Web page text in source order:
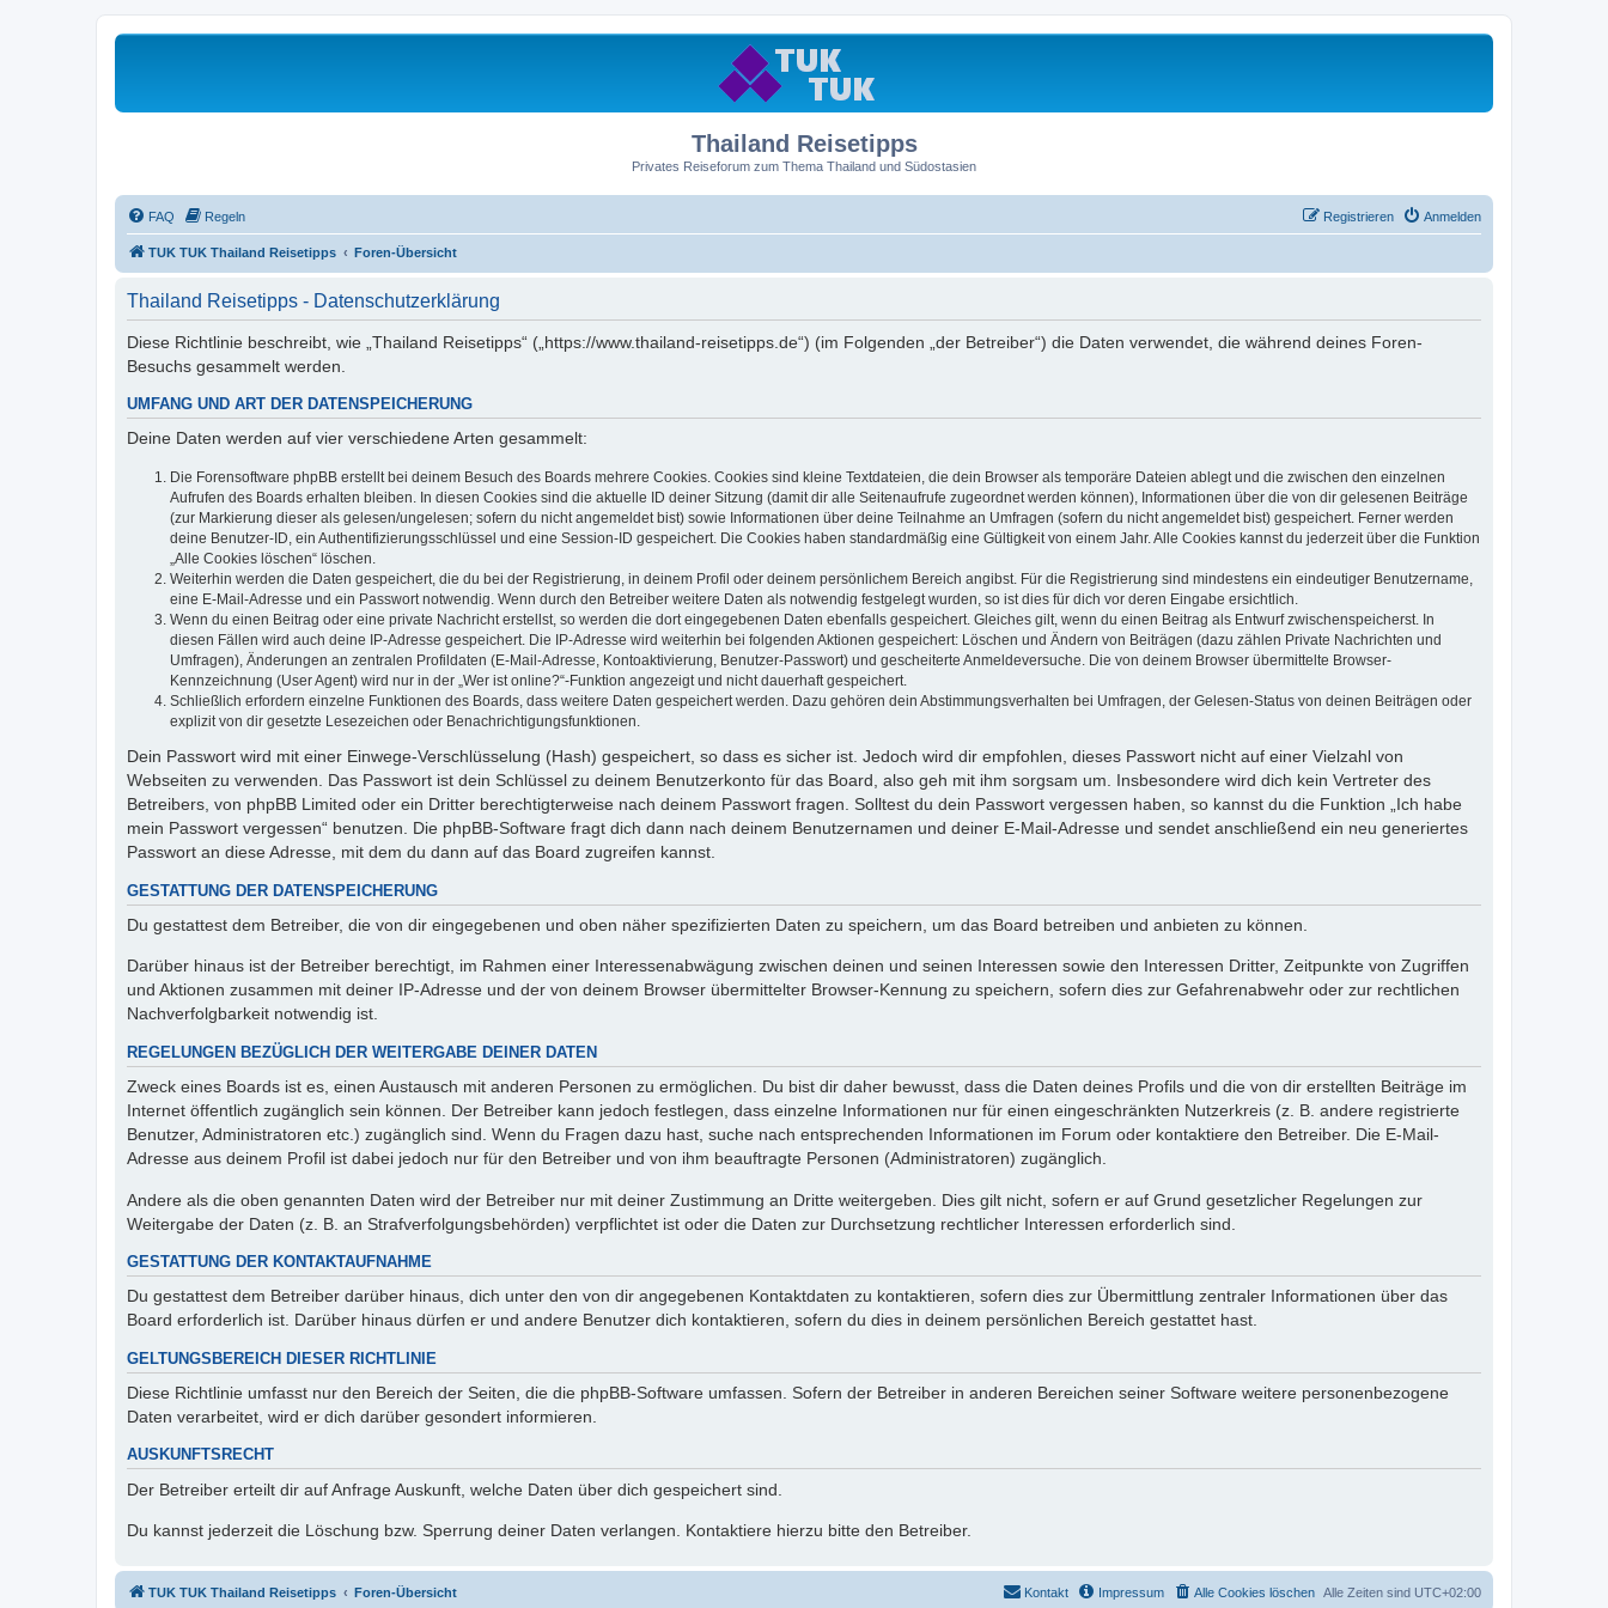
Thailand Reisetipps
Privates Reiseforum zum Thema Thailand und Südostasien
FAQ Regeln Anmelden
Registrieren
TUK TUK Thailand Reisetipps Foren-Übersicht
Thailand Reisetipps - Datenschutzerklärung
Diese Richtlinie beschreibt, wie „Thailand Reisetipps“ („https://www.thailand-reisetipps.de“) (im Folgenden „der Betreiber“) die Daten verwendet, die während deines Foren-
Besuchs gesammelt werden.
UMFANG UND ART DER DATENSPEICHERUNG
Deine Daten werden auf vier verschiedene Arten gesammelt:
Die Forensoftware phpBB erstellt bei deinem Besuch des Boards mehrere Cookies. Cookies sind kleine Textdateien, die dein Browser als temporäre Dateien ablegt und die zwischen den einzelnen
Aufrufen des Boards erhalten bleiben. In diesen Cookies sind die aktuelle ID deiner Sitzung (damit dir alle Seitenaufrufe zugeordnet werden können), Informationen über die von dir gelesenen Beiträge
(zur Markierung dieser als gelesen/ungelesen; sofern du nicht angemeldet bist) sowie Informationen über deine Teilnahme an Umfragen (sofern du nicht angemeldet bist) gespeichert. Ferner werden
deine Benutzer-ID, ein Authentifizierungsschlüssel und eine Session-ID gespeichert. Die Cookies haben standardmäßig eine Gültigkeit von einem Jahr. Alle Cookies kannst du jederzeit über die Funktion
„Alle Cookies löschen“ löschen.
Weiterhin werden die Daten gespeichert, die du bei der Registrierung, in deinem Profil oder deinem persönlichem Bereich angibst. Für die Registrierung sind mindestens ein eindeutiger Benutzername,
eine E-Mail-Adresse und ein Passwort notwendig. Wenn durch den Betreiber weitere Daten als notwendig festgelegt wurden, so ist dies für dich vor deren Eingabe ersichtlich.
Wenn du einen Beitrag oder eine private Nachricht erstellst, so werden die dort eingegebenen Daten ebenfalls gespeichert. Gleiches gilt, wenn du einen Beitrag als Entwurf zwischenspeicherst. In
diesen Fällen wird auch deine IP-Adresse gespeichert. Die IP-Adresse wird weiterhin bei folgenden Aktionen gespeichert: Löschen und Ändern von Beiträgen (dazu zählen Private Nachrichten und
Umfragen), Änderungen an zentralen Profildaten (E-Mail-Adresse, Kontoaktivierung, Benutzer-Passwort) und gescheiterte Anmeldeversuche. Die von deinem Browser übermittelte Browser-
Kennzeichnung (User Agent) wird nur in der „Wer ist online?“-Funktion angezeigt und nicht dauerhaft gespeichert.
Schließlich erfordern einzelne Funktionen des Boards, dass weitere Daten gespeichert werden. Dazu gehören dein Abstimmungsverhalten bei Umfragen, der Gelesen-Status von deinen Beiträgen oder
explizit von dir gesetzte Lesezeichen oder Benachrichtigungsfunktionen.
Dein Passwort wird mit einer Einwege-Verschlüsselung (Hash) gespeichert, so dass es sicher ist. Jedoch wird dir empfohlen, dieses Passwort nicht auf einer Vielzahl von
Webseiten zu verwenden. Das Passwort ist dein Schlüssel zu deinem Benutzerkonto für das Board, also geh mit ihm sorgsam um. Insbesondere wird dich kein Vertreter des
Betreibers, von phpBB Limited oder ein Dritter berechtigterweise nach deinem Passwort fragen. Solltest du dein Passwort vergessen haben, so kannst du die Funktion „Ich habe
mein Passwort vergessen“ benutzen. Die phpBB-Software fragt dich dann nach deinem Benutzernamen und deiner E-Mail-Adresse und sendet anschließend ein neu generiertes
Passwort an diese Adresse, mit dem du dann auf das Board zugreifen kannst.
GESTATTUNG DER DATENSPEICHERUNG
Du gestattest dem Betreiber, die von dir eingegebenen und oben näher spezifizierten Daten zu speichern, um das Board betreiben und anbieten zu können.
Darüber hinaus ist der Betreiber berechtigt, im Rahmen einer Interessenabwägung zwischen deinen und seinen Interessen sowie den Interessen Dritter, Zeitpunkte von Zugriffen
und Aktionen zusammen mit deiner IP-Adresse und der von deinem Browser übermittelter Browser-Kennung zu speichern, sofern dies zur Gefahrenabwehr oder zur rechtlichen
Nachverfolgbarkeit notwendig ist.
REGELUNGEN BEZÜGLICH DER WEITERGABE DEINER DATEN
Zweck eines Boards ist es, einen Austausch mit anderen Personen zu ermöglichen. Du bist dir daher bewusst, dass die Daten deines Profils und die von dir erstellten Beiträge im
Internet öffentlich zugänglich sein können. Der Betreiber kann jedoch festlegen, dass einzelne Informationen nur für einen eingeschränkten Nutzerkreis (z. B. andere registrierte
Benutzer, Administratoren etc.) zugänglich sind. Wenn du Fragen dazu hast, suche nach entsprechenden Informationen im Forum oder kontaktiere den Betreiber. Die E-Mail-
Adresse aus deinem Profil ist dabei jedoch nur für den Betreiber und von ihm beauftragte Personen (Administratoren) zugänglich.
Andere als die oben genannten Daten wird der Betreiber nur mit deiner Zustimmung an Dritte weitergeben. Dies gilt nicht, sofern er auf Grund gesetzlicher Regelungen zur
Weitergabe der Daten (z. B. an Strafverfolgungsbehörden) verpflichtet ist oder die Daten zur Durchsetzung rechtlicher Interessen erforderlich sind.
GESTATTUNG DER KONTAKTAUFNAHME
Du gestattest dem Betreiber darüber hinaus, dich unter den von dir angegebenen Kontaktdaten zu kontaktieren, sofern dies zur Übermittlung zentraler Informationen über das
Board erforderlich ist. Darüber hinaus dürfen er und andere Benutzer dich kontaktieren, sofern du dies in deinem persönlichen Bereich gestattet hast.
GELTUNGSBEREICH DIESER RICHTLINIE
Diese Richtlinie umfasst nur den Bereich der Seiten, die die phpBB-Software umfassen. Sofern der Betreiber in anderen Bereichen seiner Software weitere personenbezogene
Daten verarbeitet, wird er dich darüber gesondert informieren.
AUSKUNFTSRECHT
Der Betreiber erteilt dir auf Anfrage Auskunft, welche Daten über dich gespeichert sind.
Du kannst jederzeit die Löschung bzw. Sperrung deiner Daten verlangen. Kontaktiere hierzu bitte den Betreiber.
TUK TUK Thailand Reisetipps Foren-Übersicht Alle Zeiten sind UTC+02:00
Alle Cookies löschen
Impressum
Kontakt